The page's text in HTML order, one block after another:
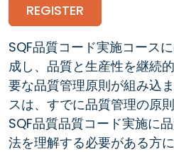
REGISTER
SQF品質コード実施コース
成し、品質と生産性を継続
要な品質管理原則が組み込
スは、すでに品質管理の原
SQF品質品質コード実施に
法を理解する必要がある方に